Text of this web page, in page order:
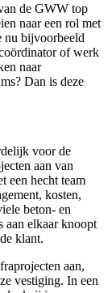
de GWW top
naar een rol met
nu bijvoorbeeld
of werk
naar
Dan is deze
voor de
aan van
een hecht team
kosten,
beton- en
aan elkaar knoopt
klant.
aan,
vestiging. In een